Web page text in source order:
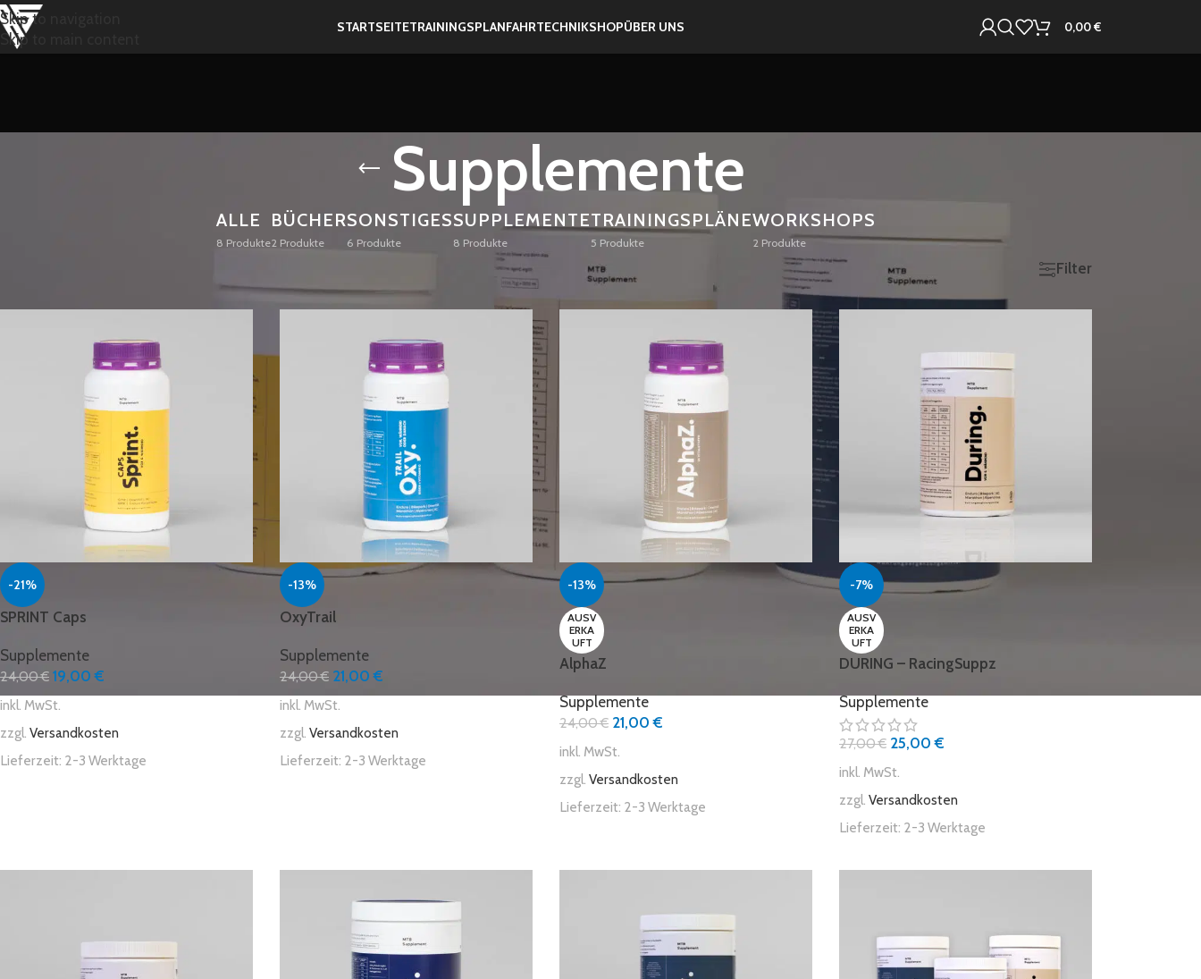
Skip to navigation
Skip to main content
STARTSEITETRAININGSPLANFAHRTECHNIKSHOPÜBER UNS 0,00€
Supplemente
ALLE
8 Produkte
BÜCHER
2 Produkte
SONSTIGES
6 Produkte
SUPPLEMENTE
8 Produkte
TRAININGSPLÄNE
5 Produkte
WORKSHOPS
2 Produkte
9 12 24 Filter
-21%
SPRINT Caps
Supplemente
24,00€ 19,00€
inkl. MwSt.
zzgl. Versandkosten
Lieferzeit: 2-3 Werktage
-13%
OxyTrail
Supplemente
24,00€ 21,00€
inkl. MwSt.
zzgl. Versandkosten
Lieferzeit: 2-3 Werktage
-13%
AUSV
ERKA
UFT
AlphaZ
Supplemente
24,00€ 21,00€
inkl. MwSt.
zzgl. Versandkosten
Lieferzeit: 2-3 Werktage
-7%
AUSV
ERKA
UFT
DURING – RacingSuppz
Supplemente
27,00€ 25,00€
inkl. MwSt.
zzgl. Versandkosten
Lieferzeit: 2-3 Werktage